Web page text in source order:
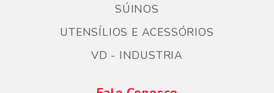
SÚINOS
UTENSÍLIOS E ACESSÓRIOS
VD - INDUSTRIA